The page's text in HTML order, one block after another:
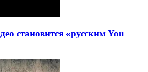
становится «русским You